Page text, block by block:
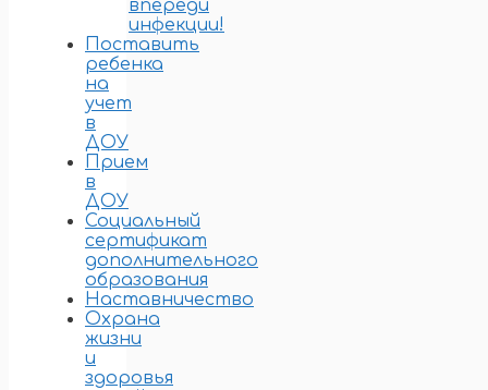
впереди
инфекции!
Поставить
ребенка
на
учет
в
ДОУ
Прием
в
ДОУ
Социальный
сертификат
дополнительного
образования
Наставничество
Охрана
жизни
и
здоровья